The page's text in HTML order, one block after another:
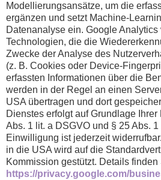
Modellierungsansätze, um die
ergänzen und setzt Machine-
Datenanalyse ein. Google Analytics
Technologien, die die
Zwecke der Analyse des
(z. B. Cookies oder Device-
erfassten Informationen über die
werden in der Regel an einen
USA übertragen und dort
Dienstes erfolgt auf Grundlage
Abs. 1 lit. a DSGVO und § 25 Abs.
Einwilligung ist jederzeit
in die USA wird auf die
Kommission gestützt. Details finden
https://privacy.google.com/